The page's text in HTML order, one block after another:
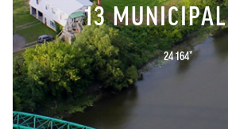
13
24 164*